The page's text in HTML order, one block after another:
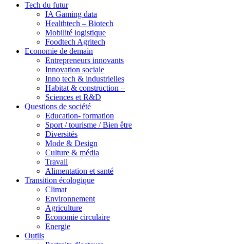
Tech du futur
IA Gaming data
Healthtech – Biotech
Mobilité logistique
Foodtech Agritech
Economie de demain
Entrepreneurs innovants
Innovation sociale
Inno tech & industrielles
Habitat & construction –
Sciences et R&D
Questions de société
Education- formation
Sport / tourisme / Bien être
Diversités
Mode & Design
Culture & média
Travail
Alimentation et santé
Transition écologique
Climat
Environnement
Agriculture
Economie circulaire
Energie
Outils